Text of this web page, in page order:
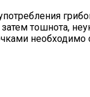
тошнота,